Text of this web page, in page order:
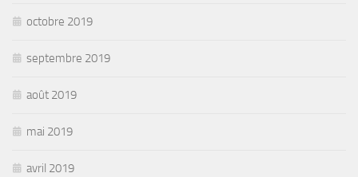
octobre 2019
septembre 2019
août 2019
mai 2019
avril 2019